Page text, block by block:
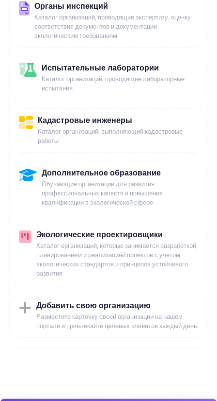
Органы инспекций
Каталог организаций, проводящие экспертизу, оценку
соответствия документов и документации
экологическим требованиям
Испытательные лаборатории
Каталог организаций, проводящие лабораторные
испытания
Кадастровые инженеры
Каталог организаций, выполняющий кадастровые
работы
Дополнительное образование
Обучающие организации для развития
профессиональных качеств и повышения
квалификации в экологической сфере
Экологические проектировщики
Каталог организаций, которые занимается разработкой,
планированием и реализацией проектов с учётом
экологических стандартов и принципов устойчивого
развития
Добавить свою организацию
Разместите карточку своей организации на нашем
портале и привлекайте целевых клиентов каждый день